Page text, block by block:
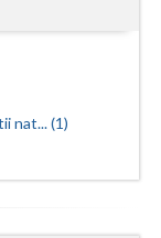
nat... (1)